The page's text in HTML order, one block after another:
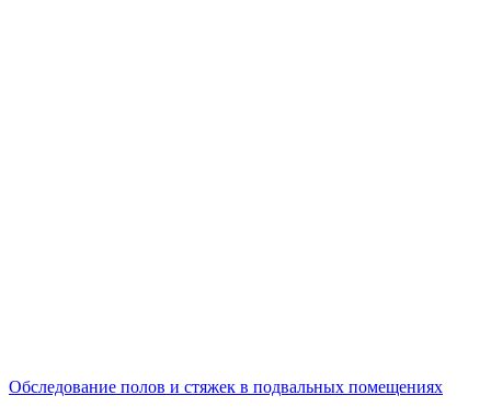
Обследование полов и стяжек в подвальных помещениях